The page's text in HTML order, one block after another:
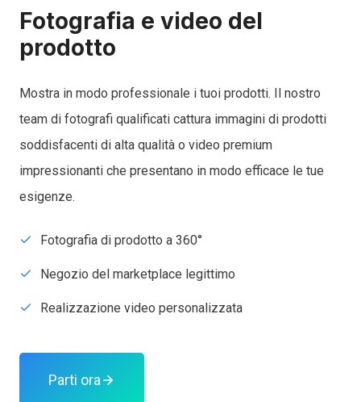
Fotografia e video del
prodotto
Mostra in modo professionale i tuoi prodotti. Il nostro
team di fotografi qualificati cattura immagini di prodotti
soddisfacenti di alta qualità o video premium
impressionanti che presentano in modo efficace le tue
esigenze.
Fotografia di prodotto a 360°
Negozio del marketplace legittimo
Realizzazione video personalizzata
Parti ora